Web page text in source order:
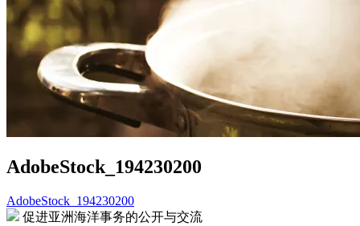
AdobeStock_194230200
文
AdobeStock_194230200
促进亚洲海洋事务的公开与交流